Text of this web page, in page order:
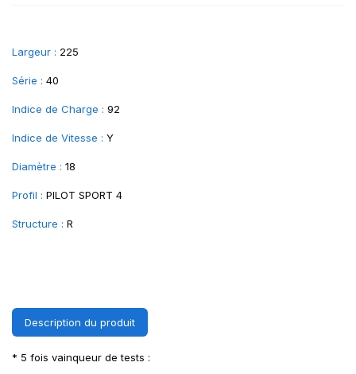
Largeur : 225
Série : 40
Indice de Charge : 92
Indice de Vitesse : Y
Diamètre : 18
Profil : PILOT SPORT 4
Structure : R
Description du produit
* 5 fois vainqueur de tests :